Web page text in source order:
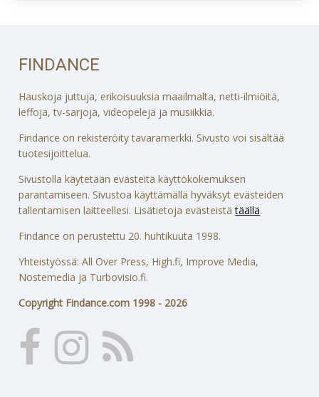
FINDANCE
Hauskoja juttuja, erikoisuuksia maailmalta, netti-ilmiöitä,
leffoja, tv-sarjoja, videopelejä ja musiikkia.
Findance on rekisteröity tavaramerkki. Sivusto voi sisältää
tuotesijoittelua.
Sivustolla käytetään evästeitä käyttökokemuksen
parantamiseen. Sivustoa käyttämällä hyväksyt evästeiden
tallentamisen laitteellesi. Lisätietoja evästeistätäällä.
Findance on perustettu 20. huhtikuuta 1998.
Yhteistyössä: All Over Press, High.fi, Improve Media,
Nostemedia ja Turbovisio.fi.
Copyright Findance.com 1998 - 2026